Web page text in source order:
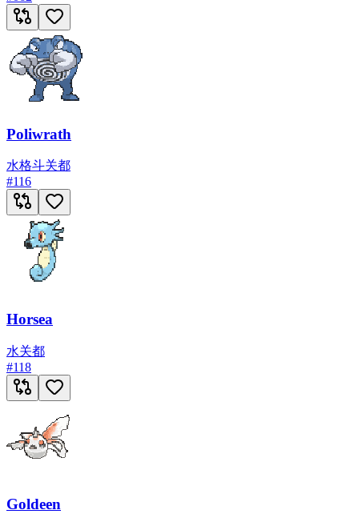
Poliwrath
水格斗关都
#116
Horsea
水关都
#118
Goldeen